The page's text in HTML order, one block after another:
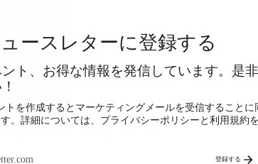
ースレターに登録する
ト、お得な情報を発信しています。是
トを作成するとマーケティングメールを受信することに
。詳細については、プライバシーポリシーと利用規約
登録する
の香りや苦味の元となっていま